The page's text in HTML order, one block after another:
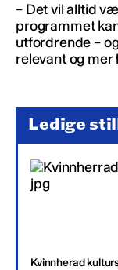
– Det vil alltid
programmet
utfordrende –
relevant og mer
Ledige
Kvinnherad